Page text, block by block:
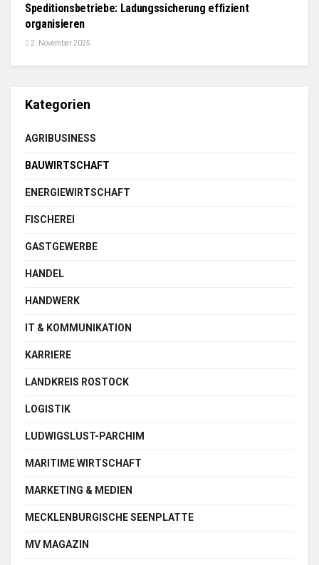
Speditionsbetriebe: Ladungssicherung effizient
organisieren
2. November 2025
Kategorien
AGRIBUSINESS
BAUWIRTSCHAFT
ENERGIEWIRTSCHAFT
FISCHEREI
GASTGEWERBE
HANDEL
HANDWERK
IT & KOMMUNIKATION
KARRIERE
LANDKREIS ROSTOCK
LOGISTIK
LUDWIGSLUST-PARCHIM
MARITIME WIRTSCHAFT
MARKETING & MEDIEN
MECKLENBURGISCHE SEENPLATTE
MV MAGAZIN